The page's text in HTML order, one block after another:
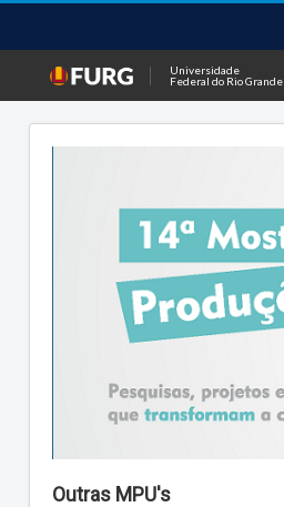
Universidade
Federal do Rio Grande
Outras MPU's